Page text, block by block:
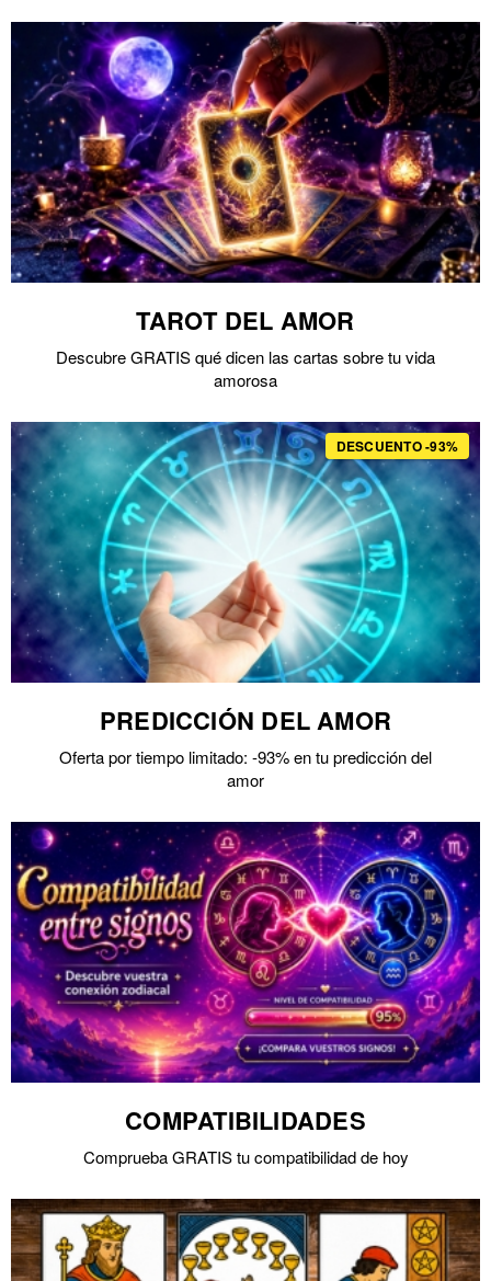
TAROT DEL AMOR
Descubre GRATIS qué dicen las cartas sobre tu vida
amorosa
DESCUENTO -93%
PREDICCIÓN DEL AMOR
Oferta por tiempo limitado: -93% en tu predicción del
amor
COMPATIBILIDADES
Comprueba GRATIS tu compatibilidad de hoy